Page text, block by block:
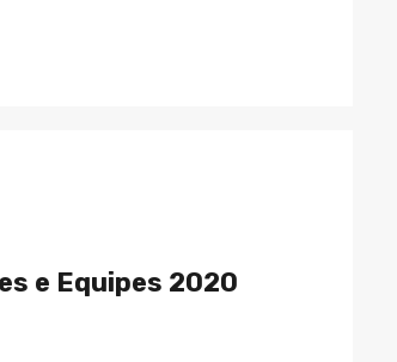
e Equipes 2020